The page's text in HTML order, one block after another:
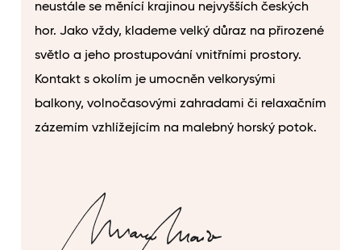
neustále se měnící krajinou nejvyšších českých
hor. Jako vždy, klademe velký důraz na přirozené
světlo a jeho prostupování vnitřními prostory.
Kontakt s okolím je umocněn velkorysými
balkony, volnočasovými zahradami či relaxačním
zázemím vzhlížejícím na malebný horský potok.